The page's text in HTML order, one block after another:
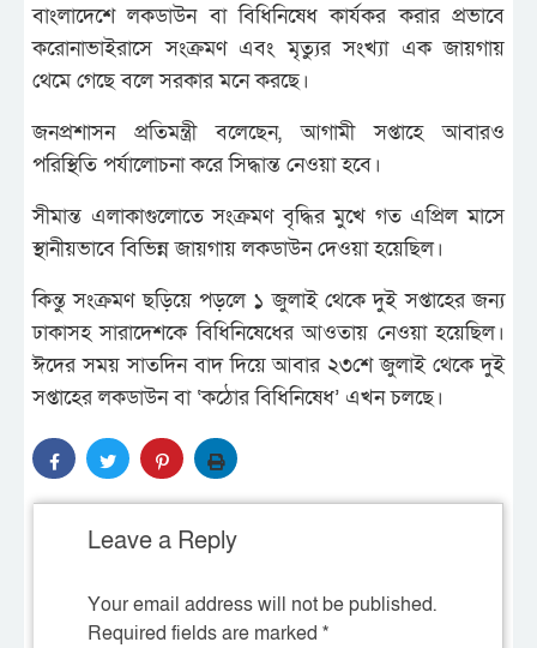
বাংলাদেশে লকডাউন বা বিধিনিষেধ কার্যকর করার প্রভাবে
করোনাভাইরাসে সংক্রমণ এবং মৃত্যুর সংখ্যা এক জায়গায়
থেমে গেছে বলে সরকার মনে করছে।
জনপ্রশাসন প্রতিমন্ত্রী বলেছেন, আগামী সপ্তাহে আবারও
পরিস্থিতি পর্যালোচনা করে সিদ্ধান্ত নেওয়া হবে।
সীমান্ত এলাকাগুলোতে সংক্রমণ বৃদ্ধির মুখে গত এপ্রিল মাসে
স্থানীয়ভাবে বিভিন্ন জায়গায় লকডাউন দেওয়া হয়েছিল।
কিন্তু সংক্রমণ ছড়িয়ে পড়লে ১ জুলাই থেকে দুই সপ্তাহের জন্য
ঢাকাসহ সারাদেশকে বিধিনিষেধের আওতায় নেওয়া হয়েছিল।
ঈদের সময় সাতদিন বাদ দিয়ে আবার ২৩শে জুলাই থেকে দুই
সপ্তাহের লকডাউন বা ‘কঠোর বিধিনিষেধ’ এখন চলছে।
Leave a Reply
Your email address will not be published.
Required fields are marked *